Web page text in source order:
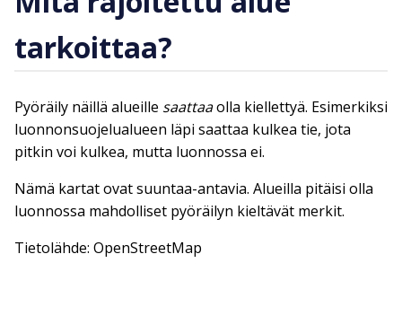
tarkoittaa?
Pyöräily näillä alueille saattaaolla kiellettyä. Esimerkiksi
luonnonsuojelualueen läpi saattaa kulkea tie, jota
pitkin voi kulkea, mutta luonnossa ei.
Nämä kartat ovat suuntaa-antavia. Alueilla pitäisi olla
luonnossa mahdolliset pyöräilyn kieltävät merkit.
Tietolähde: OpenStreetMap